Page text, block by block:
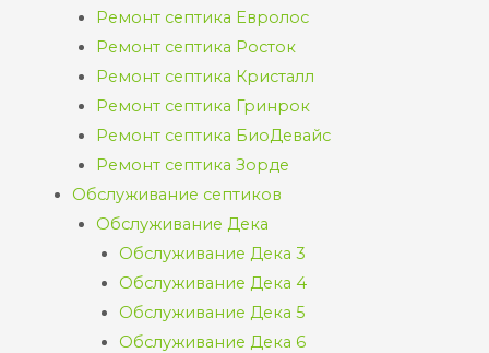
Ремонт септика Евролос
Ремонт септика Росток
Ремонт септика Кристалл
Ремонт септика Гринрок
Ремонт септика БиоДевайс
Ремонт септика Зорде
Обслуживание септиков
Обслуживание Дека
Обслуживание Дека 3
Обслуживание Дека 4
Обслуживание Дека 5
Обслуживание Дека 6